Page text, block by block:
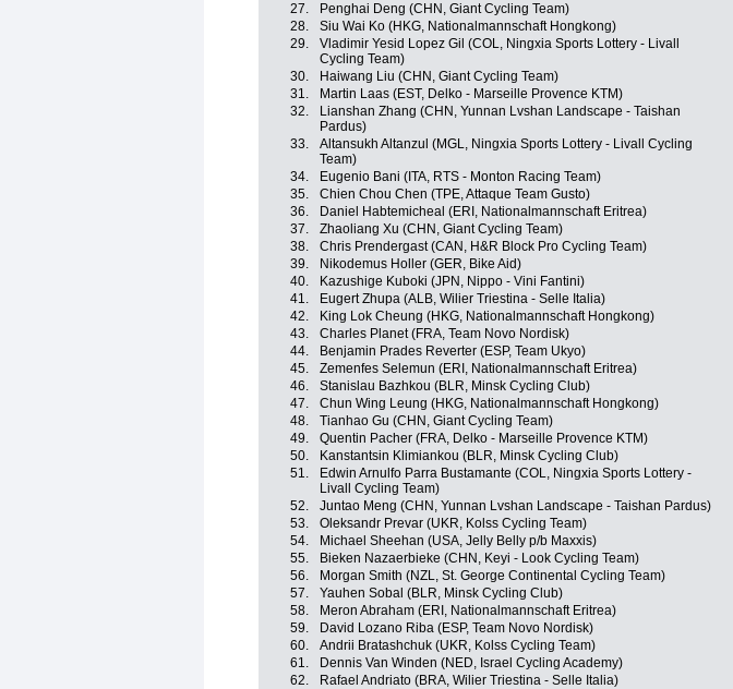
27.
Penghai Deng (CHN, Giant Cycling Team)
28.
Siu Wai Ko (HKG, Nationalmannschaft Hongkong)
29.
Vladimir Yesid Lopez Gil (COL, Ningxia Sports Lottery - Livall
Cycling Team)
30. Haiwang Liu (CHN, Giant Cycling Team)
31.
Martin Laas (EST, Delko - Marseille Provence KTM)
32.
Lianshan Zhang (CHN, Yunnan Lvshan Landscape - Taishan
Pardus)
33.
Altansukh Altanzul (MGL, Ningxia Sports Lottery - Livall Cycling
Team)
34. Eugenio Bani (ITA, RTS - Monton Racing Team)
35.
Chien Chou Chen (TPE, Attaque Team Gusto)
36.
Daniel Habtemicheal (ERI, Nationalmannschaft Eritrea)
37.
Zhaoliang Xu (CHN, Giant Cycling Team)
38.
Chris Prendergast (CAN, H&R Block Pro Cycling Team)
39.
Nikodemus Holler (GER, Bike Aid)
40.
Kazushige Kuboki (JPN, Nippo - Vini Fantini)
41.
Eugert Zhupa (ALB, Wilier Triestina - Selle Italia)
42.
King Lok Cheung (HKG, Nationalmannschaft Hongkong)
43.
Charles Planet (FRA, Team Novo Nordisk)
44.
Benjamin Prades Reverter (ESP, Team Ukyo)
45.
Zemenfes Selemun (ERI, Nationalmannschaft Eritrea)
46.
Stanislau Bazhkou (BLR, Minsk Cycling Club)
47.
Chun Wing Leung (HKG, Nationalmannschaft Hongkong)
48.
Tianhao Gu (CHN, Giant Cycling Team)
49.
Quentin Pacher (FRA, Delko - Marseille Provence KTM)
50.
Kanstantsin Klimiankou (BLR, Minsk Cycling Club)
51.
Edwin Arnulfo Parra Bustamante (COL, Ningxia Sports Lottery -
Livall Cycling Team)
52. Juntao Meng (CHN, Yunnan Lvshan Landscape - Taishan Pardus)
53.
Oleksandr Prevar (UKR, Kolss Cycling Team)
54.
Michael Sheehan (USA, Jelly Belly p/b Maxxis)
55.
Bieken Nazaerbieke (CHN, Keyi - Look Cycling Team)
56.
Morgan Smith (NZL, St. George Continental Cycling Team)
57.
Yauhen Sobal (BLR, Minsk Cycling Club)
58.
Meron Abraham (ERI, Nationalmannschaft Eritrea)
59.
David Lozano Riba (ESP, Team Novo Nordisk)
60.
Andrii Bratashchuk (UKR, Kolss Cycling Team)
61.
Dennis Van Winden (NED, Israel Cycling Academy)
62.
Rafael Andriato (BRA, Wilier Triestina - Selle Italia)